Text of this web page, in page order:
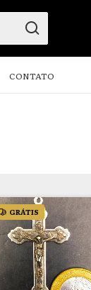
CONTATO
GRÁTIS